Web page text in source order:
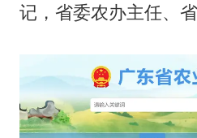
记，省委农办主任、